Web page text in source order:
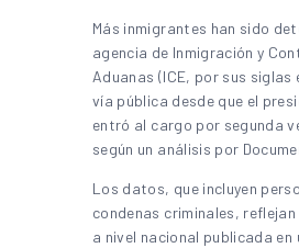
Más inmigrantes han sido
agencia de Inmigración y
Aduanas (ICE, por sus siglas
vía pública desde que el
entró al cargo por segunda
según un análisis por
Los datos, que incluyen
condenas criminales,
a nivel nacional publicada en